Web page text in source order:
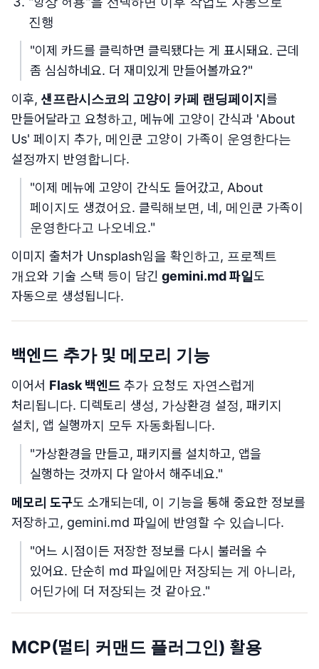
진행
"이제 카드를 클릭하면 클릭됐다는 게 표시돼요. 근데
좀 심심하네요. 더 재미있게 만들어볼까요?"
이후, 샌프란시스코의 고양이 카페 랜딩페이지 를
만들어달라고 요청하고, 메뉴에 고양이 간식과 'About
Us' 페이지 추가, 메인쿤 고양이 가족이 운영한다는
설정까지 반영합니다.
"이제 메뉴에 고양이 간식도 들어갔고, About
페이지도 생겼어요. 클릭해보면, 네, 메인쿤 가족이
운영한다고 나오네요."
이미지 출처가 Unsplash임을 확인하고, 프로젝트
개요와 기술 스택 등이 담긴 gemini.md 파일도
자동으로 생성됩니다.
백엔드 추가 및 메모리 기능
이어서 Flask 백엔드 추가 요청도 자연스럽게
처리됩니다. 디렉토리 생성, 가상환경 설정, 패키지
설치, 앱 실행까지 모두 자동화됩니다.
"가상환경을 만들고, 패키지를 설치하고, 앱을
실행하는 것까지 다 알아서 해주네요."
메모리 도구도 소개되는데, 이 기능을 통해 중요한 정보를
저장하고, gemini.md 파일에 반영할 수 있습니다.
"어느 시점이든 저장한 정보를 다시 불러올 수
있어요. 단순히 md 파일에만 저장되는 게 아니라,
어딘가에 더 저장되는 것 같아요."
MCP(멀티 커맨드 플러그인) 활용